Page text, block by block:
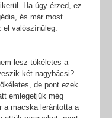
Ha úgy érzed, ez
és már most
valószínűleg.
lesz tökéletes a
két nagybácsi?
de pont ezek
emlegetjük még
a macska lerántotta a